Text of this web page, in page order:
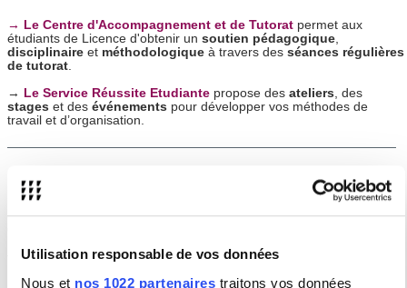
Utilisation responsable de vos données
Nous et nos 1022 partenaires traitons vos données
→ Le Centre d'Accompagnement et de Tutorat permet aux
étudiants de Licence d'obtenir un soutien pédagogique,
disciplinaire et méthodologique à travers des séances régulières
de tutorat.
→
Le Service Réussite Etudiante propose des ateliers, des
stages et des événements pour développer vos méthodes de
travail et d’organisation.
→ La
accompagne les étudiants en
situation de handicappermanent ou momentané. Elle recrute